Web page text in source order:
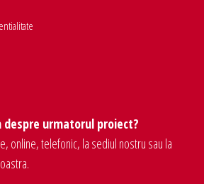
urmatorul proiect?
online, telefonic, la sediul nostru sau la